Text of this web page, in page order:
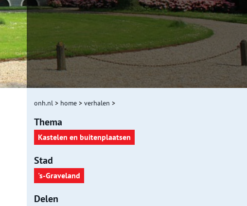
onh.nl > home > verhalen >
Thema
Kastelen en buitenplaatsen
Stad
's-Graveland
Delen